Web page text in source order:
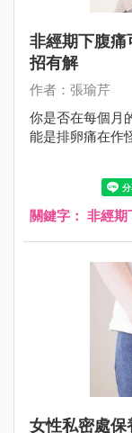
非經期下腹痛
招有解
作者：張瑜芹
你是否在每個月
能是排卵痛在作
關鍵字： 非經期
女性私密處保